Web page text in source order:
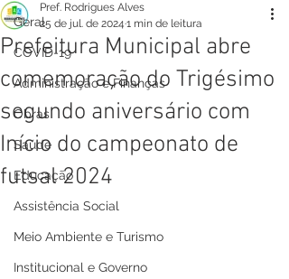
Geral
COVID-19
Administração e Finanças
Obras
Saúde
Educação
Assistência Social
Meio Ambiente e Turismo
Institucional e Governo
Prefeitura Municipal abre
comemoração do Trigésimo
segundo aniversário com
Início do campeonato de
futsal 2024
Pref. Rodrigues Alves
25 de jul. de 2024 1 min de leitura